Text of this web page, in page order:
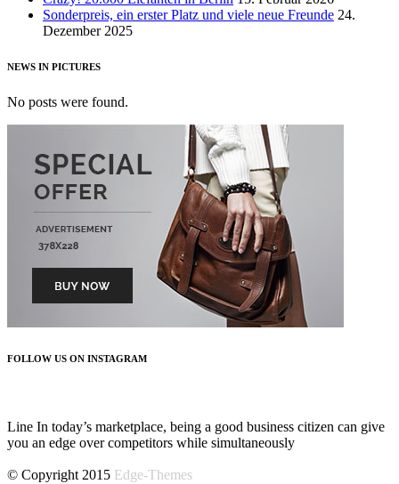
Sonderpreis, ein erster Platz und viele neue Freunde 24.
Dezember 2025
NEWS IN PICTURES
No posts were found.
FOLLOW US ON INSTAGRAM
Line In today’s marketplace, being a good business citizen can give
you an edge over competitors while simultaneously
© Copyright 2015 Edge-Themes